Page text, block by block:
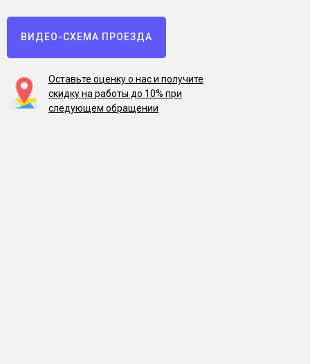
ВИДЕО-СХЕМА ПРОЕЗДА
Оставьте оценку о нас и получите
скидку на работы до 10% при
следующем обращении